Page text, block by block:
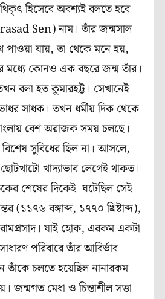
হিসেবে অবশ্যই বলতে হবে
Sen) নাম। তাঁর জন্মসাল
পাওয়া যায়, তা থেকে মনে হয়,
কোনও এক বছরে জন্ম তাঁর।
বলা হত কুমারহট্ট। সেখানেই
সাধক। তখন ধর্মীয় দিক থেকে
বেশ অরাজক সময় চলছে।
সুবিধের ছিল না। আসলে,
খাদ‍্যাভাব লেগেই থাকত।
শেষের দিকেই ঘটেছিল সেই
(১১৭৬ বঙ্গাব্দ, ১৭৭০ খ্রিষ্টাব্দ),
যাই হোক, এরকম একটা
পরিবারে তাঁর আবির্ভাব
চলতে হয়েছিল নানারকম
জন্মগত মেধা ও চিন্তাশীল সত্তা